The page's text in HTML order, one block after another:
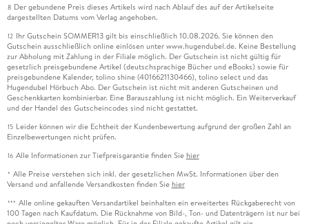
8 Der gebundene Preis dieses Artikels wird nach Ablauf des auf der Artikelseite
dargestellten Datums vom Verlag angehoben.
12 Ihr Gutschein SOMMER13 gilt bis einschließlich 10.08.2026. Sie können den
Gutschein ausschließlich online einlösen unter www.hugendubel.de. Keine Bestellung
zur Abholung mit Zahlung in der Filiale möglich. Der Gutschein ist nicht gültig für
gesetzlich preisgebundene Artikel (deutschsprachige Bücher und eBooks) sowie für
preisgebundene Kalender, tolino shine (4016621130466), tolino select und das
Hugendubel Hörbuch Abo. Der Gutschein ist nicht mit anderen Gutscheinen und
Geschenkkarten kombinierbar. Eine Barauszahlung ist nicht möglich. Ein Weiterverkauf
und der Handel des Gutscheincodes sind nicht gestattet.
15 Leider können wir die Echtheit der Kundenbewertung aufgrund der großen Zahl an
Einzelbewertungen nicht prüfen.
16 Alle Informationen zur Tiefpreisgarantie finden Sie hier
* Alle Preise verstehen sich inkl. der gesetzlichen MwSt. Informationen über den
Versand und anfallende Versandkosten finden Sie hier
*** Alle online gekauften Versandartikel beinhalten ein erweitertes Rückgaberecht von
100 Tagen nach Kaufdatum. Die Rücknahme von Bild-, Ton- und Datenträgern ist nur bei